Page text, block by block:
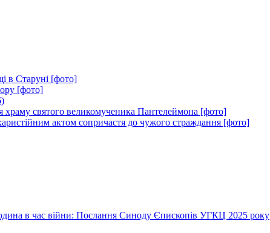
в Старуні [фото]
[фото]
храму святого великомученика Пантелеймона [фото]
актом сопричастя до чужого страждання [фото]
в час війни: Послання Синоду Єпископів УГКЦ 2025 року